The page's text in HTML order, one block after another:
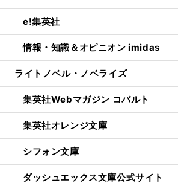
e!集英社
情報・知識＆オピニオン imidas
ライトノベル・ノベライズ
集英社Webマガジン コバルト
集英社オレンジ文庫
シフォン文庫
ダッシュエックス文庫公式サイト